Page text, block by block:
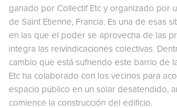
ganado por Collectif Etc y organizado por
de Saint Etienne, Francia. Es una de esas
en las que el poder se aprovecha de las
integra las reivindicaciones colectivas.
cambio que está sufriendo este barrio de
Etc ha colaborado con los vecinos para
espacio público en un solar desatendido,
comience la construcción del edificio.